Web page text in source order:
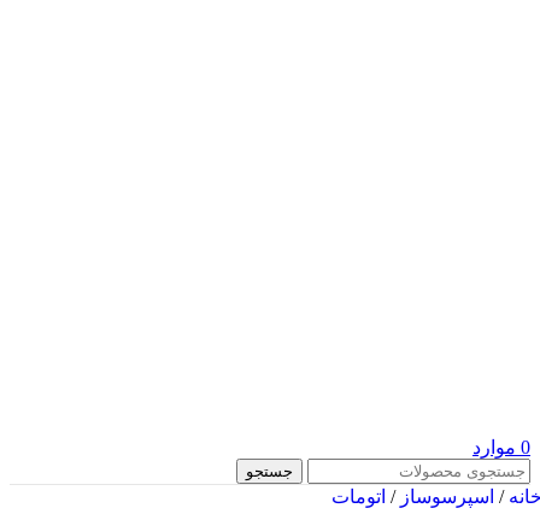
0 موارد
جستجو
/ اسپرسوساز/ اتومات